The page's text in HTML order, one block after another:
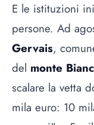
E le istituzioni
persone. Ad
Gervais,
del monte
scalare la vetta
mila euro: 10